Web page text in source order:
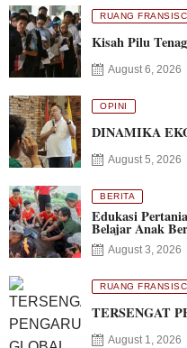
RUANG
Kisah Pilu
August 6, 2026
OPINI
DINAMIKA
August 5, 2026
BERITA
Edukasi
Belajar Anak
August 3, 2026
RUANG
TERSENGAT
August 1, 2026